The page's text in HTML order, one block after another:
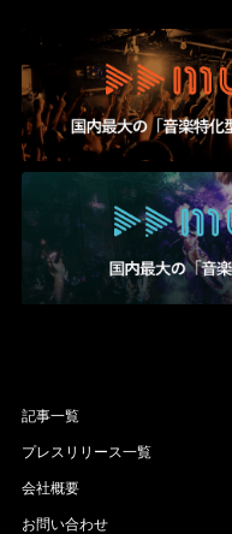
記事一覧
プレスリリース一覧
会社概要
お問い合わせ